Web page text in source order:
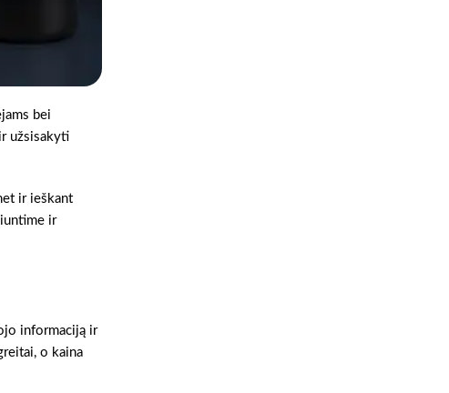
bei
užsisakyti
ir ieškant
ir
informaciją ir
o kaina